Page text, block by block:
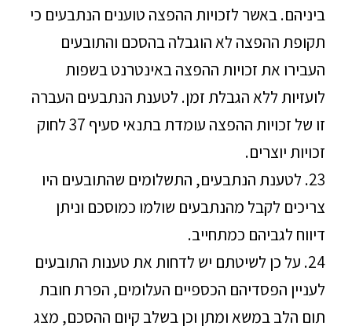
ביניהם. באשר לזכויות ההפצה טוענים הנתבעים כי
תקופת ההפצה לא הוגבלה בהסכם והתובעים
העבירו את זכויות ההפצה באינטרנט בשפות
לועזיות ללא הגבלת זמן. לטענת הנתבעים העברה
זו של זכויות ההפצה עומדת בתנאי סעיף 37 לחוק
זכויות יוצרים.
23. לטענת הנתבעים, התשלומים שהתובעים היו
צריכים לקבל מהנתבעים שולמו כמוסכם וניתן
דיווח לגביהם כמתחייב.
24. על כן לשיטתם יש לדחות את טענות התובעים
לעניין הפסדיהם הכספיים העלומים, הפרת חובת
תום הלב במשא ומתן וכן בשלב קיום ההסכם, מצג